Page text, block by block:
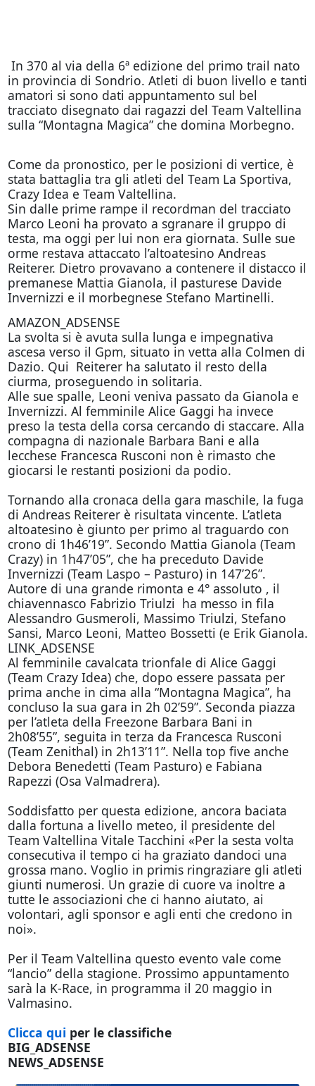
In 370 al via della 6ª edizione del primo trail nato
in provincia di Sondrio. Atleti di buon livello e tanti
amatori si sono dati appuntamento sul bel
tracciato disegnato dai ragazzi del Team Valtellina
sulla “Montagna Magica” che domina Morbegno.
Come da pronostico, per le posizioni di vertice, è
stata battaglia tra gli atleti del Team La Sportiva,
Crazy Idea e Team Valtellina.
Sin dalle prime rampe il recordman del tracciato
Marco Leoni ha provato a sgranare il gruppo di
testa, ma oggi per lui non era giornata. Sulle sue
orme restava attaccato l’altoatesino Andreas
Reiterer. Dietro provavano a contenere il distacco il
premanese Mattia Gianola, il pasturese Davide
Invernizzi e il morbegnese Stefano Martinelli.
AMAZON_ADSENSE
La svolta si è avuta sulla lunga e impegnativa
ascesa verso il Gpm, situato in vetta alla Colmen di
Dazio. Qui Reiterer ha salutato il resto della
ciurma, proseguendo in solitaria.
Alle sue spalle, Leoni veniva passato da Gianola e
Invernizzi. Al femminile Alice Gaggi ha invece
preso la testa della corsa cercando di staccare. Alla
compagna di nazionale Barbara Bani e alla
lecchese Francesca Rusconi non è rimasto che
giocarsi le restanti posizioni da podio.
Tornando alla cronaca della gara maschile, la fuga
di Andreas Reiterer è risultata vincente. L’atleta
altoatesino è giunto per primo al traguardo con
crono di 1h46’19”. Secondo Mattia Gianola (Team
Crazy) in 1h47’05”, che ha preceduto Davide
Invernizzi (Team Laspo – Pasturo) in 147’26”.
Autore di una grande rimonta e 4° assoluto , il
chiavennasco Fabrizio Triulzi ha messo in fila
Alessandro Gusmeroli, Massimo Triulzi, Stefano
Sansi, Marco Leoni, Matteo Bossetti (e Erik Gianola.
LINK_ADSENSE
Al femminile cavalcata trionfale di Alice Gaggi
(Team Crazy Idea) che, dopo essere passata per
prima anche in cima alla “Montagna Magica”, ha
concluso la sua gara in 2h 02’59”. Seconda piazza
per l’atleta della Freezone Barbara Bani in
2h08’55”, seguita in terza da Francesca Rusconi
(Team Zenithal) in 2h13’11”. Nella top five anche
Debora Benedetti (Team Pasturo) e Fabiana
Rapezzi (Osa Valmadrera).
Soddisfatto per questa edizione, ancora baciata
dalla fortuna a livello meteo, il presidente del
Team Valtellina Vitale Tacchini «Per la sesta volta
consecutiva il tempo ci ha graziato dandoci una
grossa mano. Voglio in primis ringraziare gli atleti
giunti numerosi. Un grazie di cuore va inoltre a
tutte le associazioni che ci hanno aiutato, ai
volontari, agli sponsor e agli enti che credono in
noi».
Per il Team Valtellina questo evento vale come
“lancio” della stagione. Prossimo appuntamento
sarà la K-Race, in programma il 20 maggio in
Valmasino.
Clicca qui per le classifiche
BIG_ADSENSE
NEWS_ADSENSE